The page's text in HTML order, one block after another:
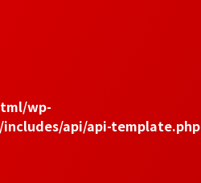
wp-
api/api-template.php